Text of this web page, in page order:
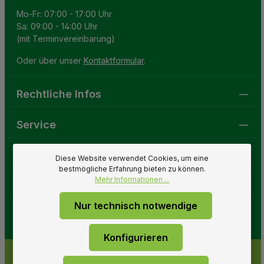
Mo-Fr: 07:00 - 17:00 Uhr
Sa: 09:00 - 14:00 Uhr
(mit Terminvereinbarung)
Oder über unser Kontaktformular.
Rechtliche Infos
Service
GartenweltDiese Website verwendet Cookies, um eine
bestmögliche Erfahrung bieten zu können.
Mehr Informationen ...
Nur technisch notwendige
Konfigurieren